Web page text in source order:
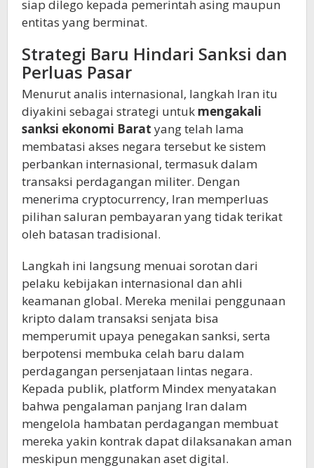
siap dilego kepada pemerintah asing maupun
entitas yang berminat.
Strategi Baru Hindari Sanksi dan
Perluas Pasar
Menurut analis internasional, langkah Iran itu
diyakini sebagai strategi untuk mengakali
sanksi ekonomi Barat yang telah lama
membatasi akses negara tersebut ke sistem
perbankan internasional, termasuk dalam
transaksi perdagangan militer. Dengan
menerima cryptocurrency, Iran memperluas
pilihan saluran pembayaran yang tidak terikat
oleh batasan tradisional.
Langkah ini langsung menuai sorotan dari
pelaku kebijakan internasional dan ahli
keamanan global. Mereka menilai penggunaan
kripto dalam transaksi senjata bisa
memperumit upaya penegakan sanksi, serta
berpotensi membuka celah baru dalam
perdagangan persenjataan lintas negara.
Kepada publik, platform Mindex menyatakan
bahwa pengalaman panjang Iran dalam
mengelola hambatan perdagangan membuat
mereka yakin kontrak dapat dilaksanakan aman
meskipun menggunakan aset digital.